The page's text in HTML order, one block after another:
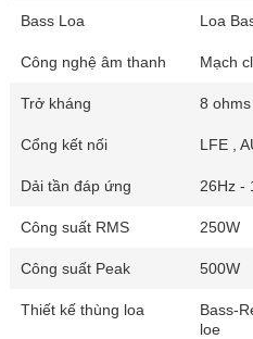
Bass Loa Loa
Công nghệ âm thanh Mạch
Trở kháng 8 ohms
Cổng kết nối LFE ,
Dải tần đáp ứng 26Hz -
Công suất RMS 250W
Công suất Peak 500W
Thiết kế thùng loa
Bass-
loe